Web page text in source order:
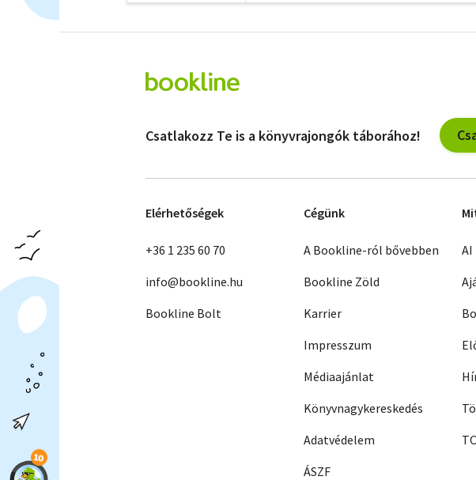
Csatlakozz Te is a könyvrajongók táborához!
Elérhetőségek
+36 1 235 60 70
info@bookline.hu
Bookline Bolt
Cégünk
A Bookline-ról bővebben
Bookline Zöld
Karrier
Impresszum
Médiaajánlat
Könyvnagykereskedés
Adatvédelem
ÁSZF
AI